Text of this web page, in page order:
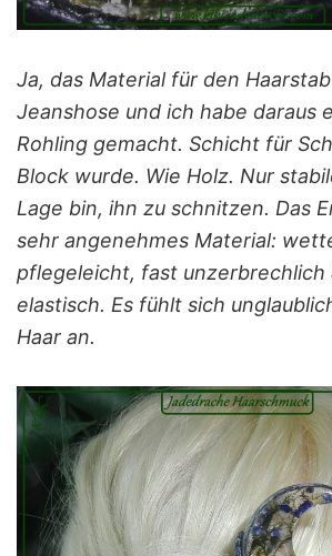
Ja, das Material für den
Jeanshose und ich habe daraus
Rohling gemacht. Schicht für
Block wurde. Wie Holz. Nur
Lage bin, ihn zu schnitzen. Das
sehr angenehmes Material:
pflegeleicht, fast unzerbrechlich
elastisch. Es fühlt sich
Haar an.